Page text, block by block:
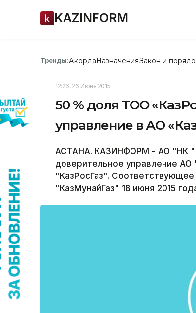
KAZINFORM
Тренды:АкордаНазначенияЗакон и
12:26, 26 Июня 2015
50 % доля ТОО
управление в АО
АСТАНА. КАЗИНФОРМ - АО "НК
доверительное управление
"КазРосГаз".
"КазМунайГаз" 18 июня 2015